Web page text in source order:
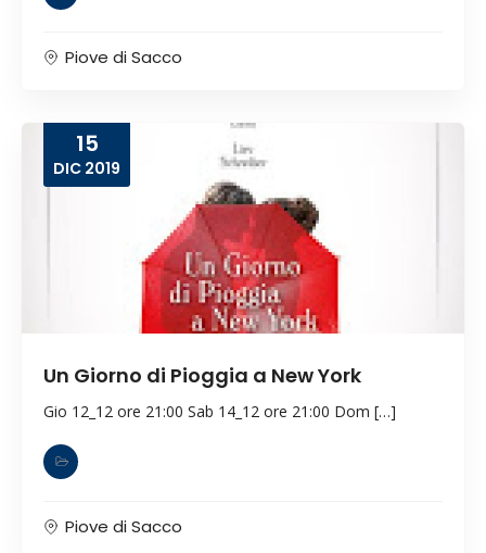
Piove di Sacco
15
DIC 2019
Un Giorno di Pioggia a New York
Gio 12_12 ore 21:00 Sab 14_12 ore 21:00 Dom […]
Piove di Sacco